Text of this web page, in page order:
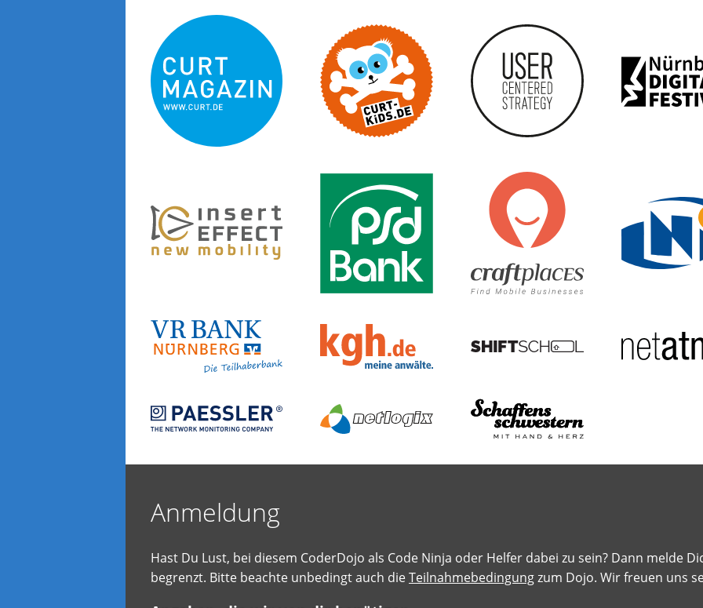
new mobility — insertEFFECT
Network monitoring software - PRTG | Paessler
netlogix GmbH & Co. KG
Anmeldung
Hast Du Lust, bei diesem CoderDojo als Code Ninja oder Helfer dabei zu sein? Dann melde
begrenzt. Bitte beachte unbedingt auch dieTeilnahmebedingungzum Dojo. Wir freuen uns